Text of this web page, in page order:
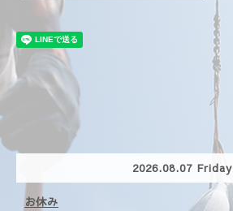
2026.08.07 Friday
お休み